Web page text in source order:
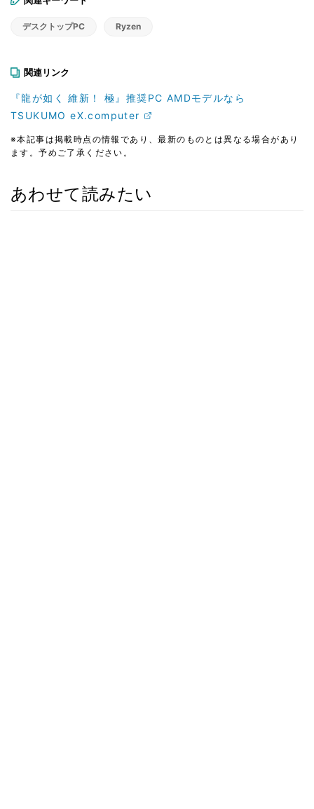
デスクトップPC Ryzen
関連リンク
『龍が如く 維新！ 極』推奨PC AMDモデルなら
TSUKUMO eX.computer
※本記事は掲載時点の情報であり、最新のものとは異なる場合があり
ます。予めご了承ください。
あわせて読みたい